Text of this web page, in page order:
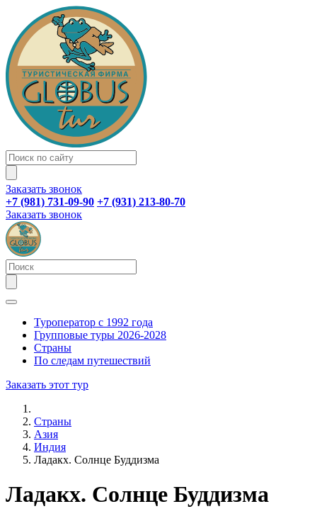
Заказать звонок
+7 (981) 731-09-90 +7 (931) 213-80-70
Заказать звонок
Туроператор с 1992 года
Групповые туры 2026-2028
Страны
По следам путешествий
Заказать этот тур
Страны
Азия
Индия
Ладакх. Солнце Буддизма
Ладакх. Солнце Буддизма